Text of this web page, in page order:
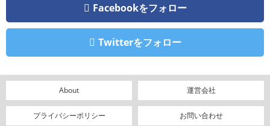
Facebookをフォロー
Twitterをフォロー
About 運営会社
プライバシーポリシー お問い合わせ